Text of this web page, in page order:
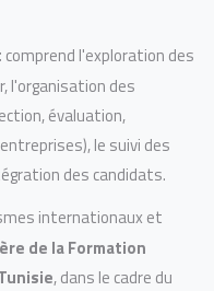
comprend l'exploration des
l'organisation des
évaluation,
le suivi des
des candidats.
internationaux et
de la Formation
, dans le cadre du